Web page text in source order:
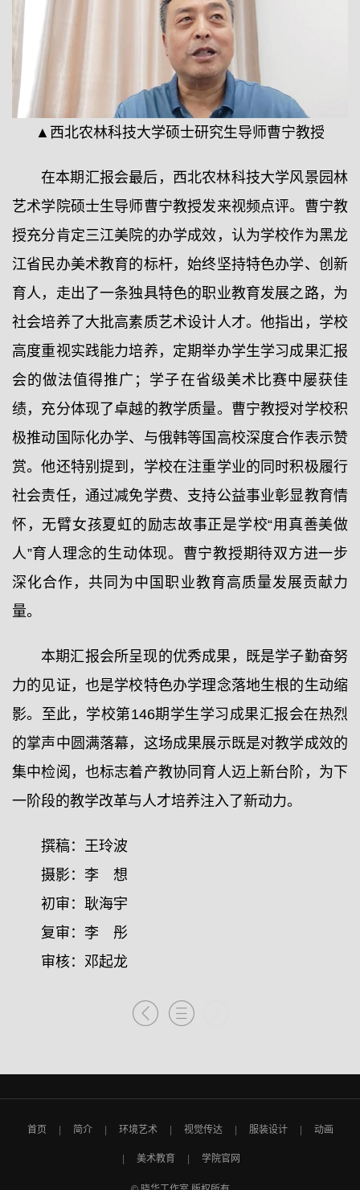
▲西北农林科技大学硕士研究生导师曹宁教授
在本期汇报会最后，西北农林科技大学风景园林
艺术学院硕士生导师曹宁教授发来视频点评。曹宁教
授充分肯定三江美院的办学成效，认为学校作为黑龙
江省民办美术教育的标杆，始终坚持特色办学、创新
育人，走出了一条独具特色的职业教育发展之路，为
社会培养了大批高素质艺术设计人才。他指出，学校
高度重视实践能力培养，定期举办学生学习成果汇报
会的做法值得推广；学子在省级美术比赛中屡获佳
绩，充分体现了卓越的教学质量。曹宁教授对学校积
极推动国际化办学、与俄韩等国高校深度合作表示赞
赏。他还特别提到，学校在注重学业的同时积极履行
社会责任，通过减免学费、支持公益事业彰显教育情
怀，无臂女孩夏虹的励志故事正是学校“用真善美做
人”育人理念的生动体现。曹宁教授期待双方进一步
深化合作，共同为中国职业教育高质量发展贡献力
量。
本期汇报会所呈现的优秀成果，既是学子勤奋努
力的见证，也是学校特色办学理念落地生根的生动缩
影。至此，学校第146期学生学习成果汇报会在热烈
的掌声中圆满落幕，这场成果展示既是对教学成效的
集中检阅，也标志着产教协同育人迈上新台阶，为下
一阶段的教学改革与人才培养注入了新动力。
撰稿：王玲波
摄影：李 想
初审：耿海宇
复审：李 彤
审核：邓起龙
首页 简介 环境艺术 视觉传达 服装设计 动画
美术教育 学院官网